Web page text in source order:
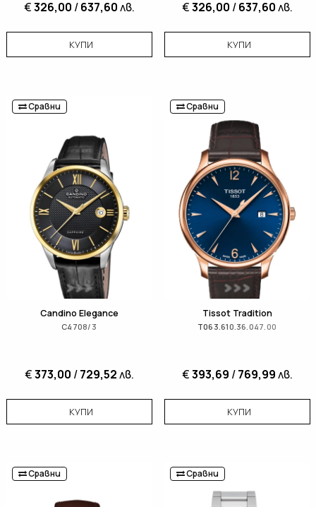
€326,00 /637,60лв.
КУПИ
€326,00 /637,60лв.
КУПИ
Сравни
Candino Elegance
C4708/3
€373,00 /729,52лв.
КУПИ
Сравни
Tissot Tradition
T063.610.36.047.00
€393,69 /769,99лв.
КУПИ
Сравни Сравни